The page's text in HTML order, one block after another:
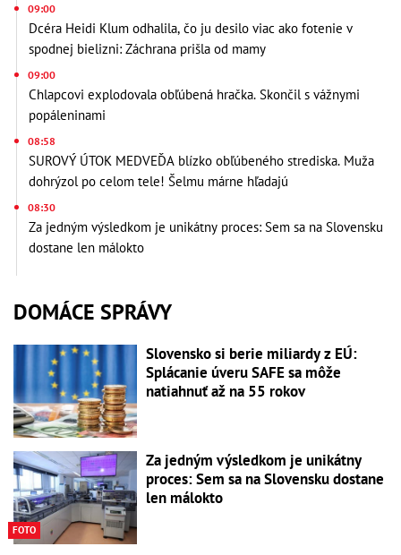
09:00
Dcéra Heidi Klum odhalila, čo ju desilo viac ako fotenie v
spodnej bielizni: Záchrana prišla od mamy
09:00
Chlapcovi explodovala obľúbená hračka. Skončil s vážnymi
popáleninami
08:58
SUROVÝ ÚTOK MEDVEĎA blízko obľúbeného strediska. Muža
dohrýzol po celom tele! Šelmu márne hľadajú
08:30
Za jedným výsledkom je unikátny proces: Sem sa na Slovensku
dostane len málokto
DOMÁCE SPRÁVY
Slovensko si berie miliardy z EÚ:
Splácanie úveru SAFE sa môže
natiahnuť až na 55 rokov
FOTO
Za jedným výsledkom je unikátny
proces: Sem sa na Slovensku dostane
len málokto